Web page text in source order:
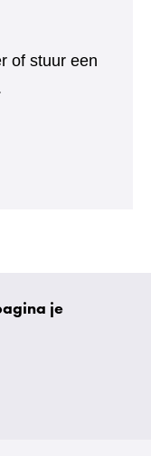
of stuur een
je